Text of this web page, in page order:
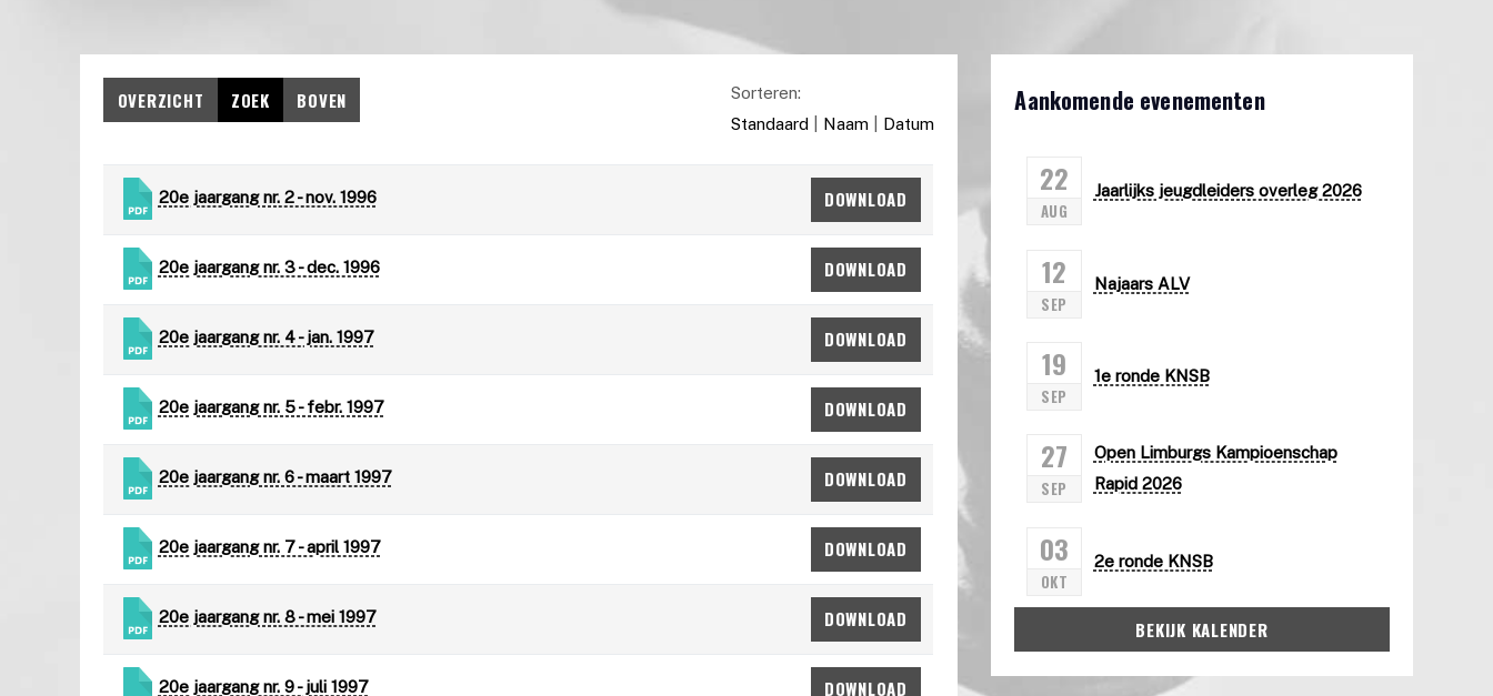
OVERZICHT ZOEK BOVEN
Sorteren:
Standaard| Naam| Datum
20e jaargang nr. 2 - nov. 1996 DOWNLOAD
20e jaargang nr. 3 - dec. 1996 DOWNLOAD
20e jaargang nr. 4 - jan. 1997 DOWNLOAD
20e jaargang nr. 5 - febr. 1997 DOWNLOAD
20e jaargang nr. 6 - maart 1997 DOWNLOAD
20e jaargang nr. 7 - april 1997 DOWNLOAD
20e jaargang nr. 8 - mei 1997 DOWNLOAD
20e jaargang nr. 9 - juli 1997 DOWNLOAD
Aankomende evenementen
22
AUG
Jaarlijks jeugdleiders overleg 2026
12
SEP
Najaars ALV
19
SEP
1e ronde KNSB
27
SEP
Open Limburgs Kampioenschap
Rapid 2026
03
OKT
2e ronde KNSB
BEKIJK KALENDER